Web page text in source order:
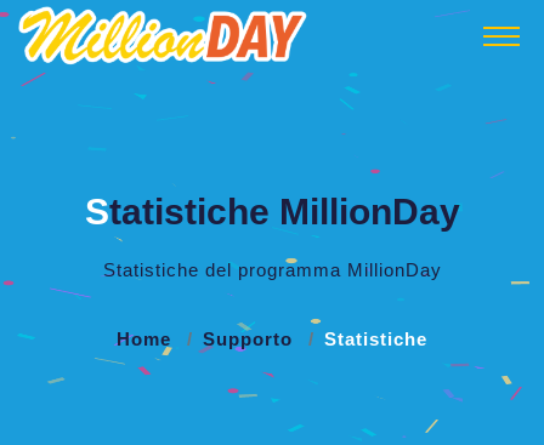
Statistiche MillionDay
Statistiche del programma MillionDay
Home Supporto Statistiche